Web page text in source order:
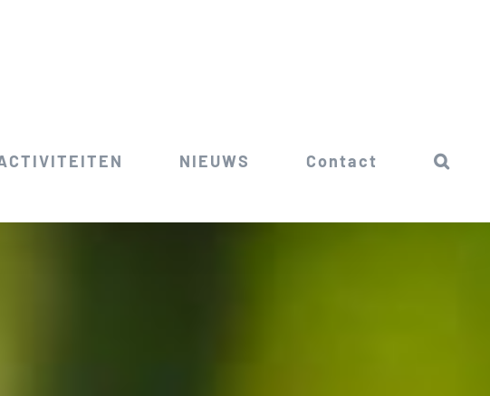
NIEUWS Contact